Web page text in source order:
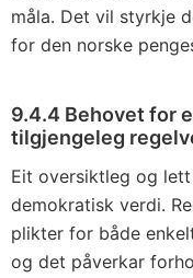
måla. Det vil styrkje
for den norske
9.4.4 Behovet for
tilgjengeleg
Eit oversiktleg og
demokratisk verdi.
plikter for både
og det påverkar